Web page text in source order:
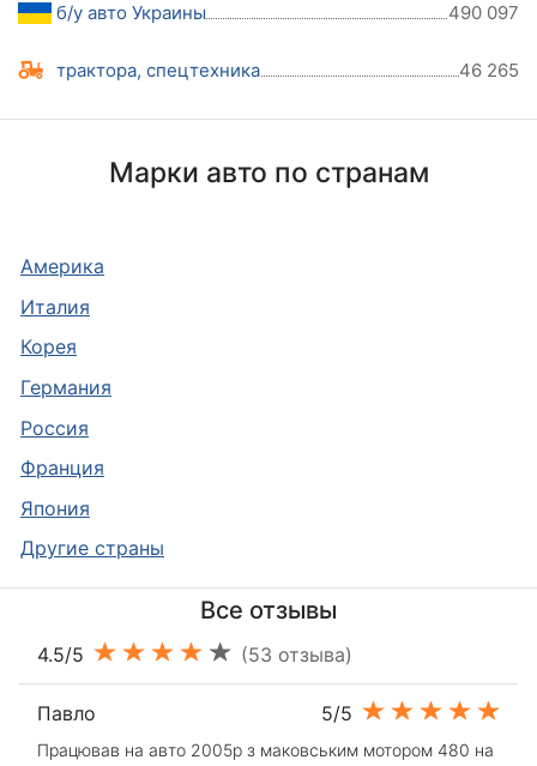
б/у авто Украины 490 097
трактора, спецтехника 46 265
Марки авто по странам
Америка
Италия
Корея
Германия
Россия
Франция
Япония
Другие страны
Все отзывы
4.5/5 (53 отзыва)
Павло 5/5
Працював на авто 2005р з маковським мотором 480 на